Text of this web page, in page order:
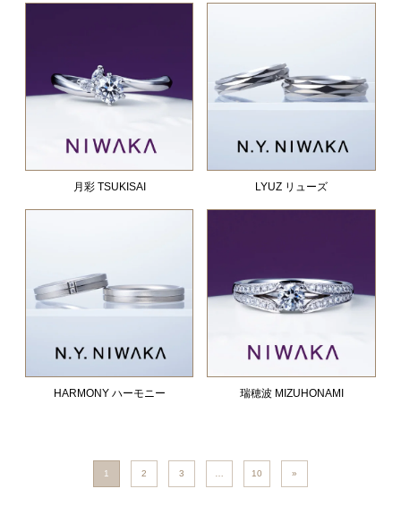
月彩 TSUKISAI LYUZ リューズ
HARMONY ハーモニー 瑞穂波 MIZUHONAMI
投稿ナビゲーション
1 2 3 … 10 »